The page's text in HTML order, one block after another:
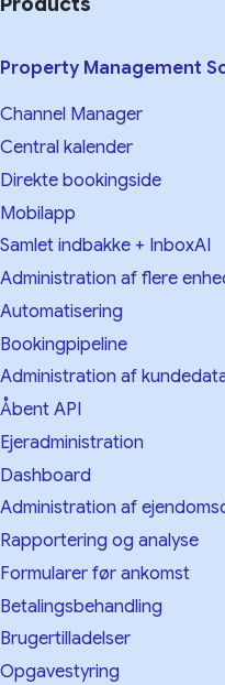
Products
Property Management
Channel Manager
Central kalender
Direkte bookingside
Mobilapp
Samlet indbakke + InboxAI
Administration af flere
Automatisering
Bookingpipeline
Administration af
Åbent API
Ejeradministration
Dashboard
Administration af
Rapportering og analyse
Formularer før ankomst
Betalingsbehandling
Brugertilladelser
Opgavestyring